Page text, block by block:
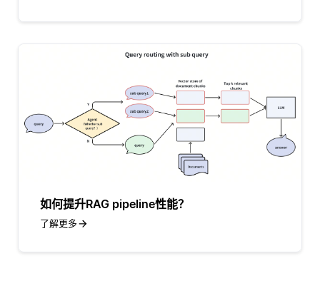
如何提升RAG pipeline性能？
了解更多